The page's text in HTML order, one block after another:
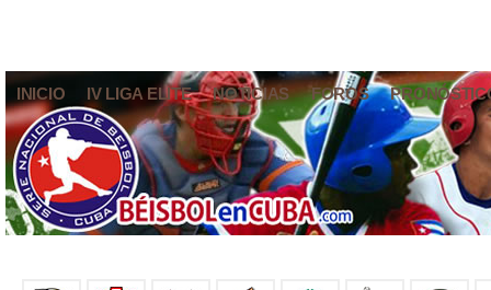
INICIO IV LIGA ELITE NOTICIAS FOROS